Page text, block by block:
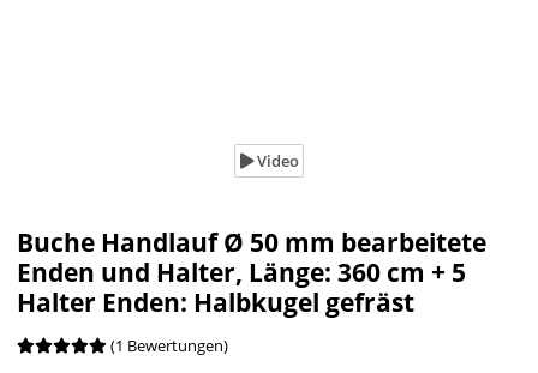
Video
Buche Handlauf Ø 50 mm bearbeitete
Enden und Halter, Länge: 360 cm + 5
Halter Enden: Halbkugel gefräst
(1 Bewertungen)